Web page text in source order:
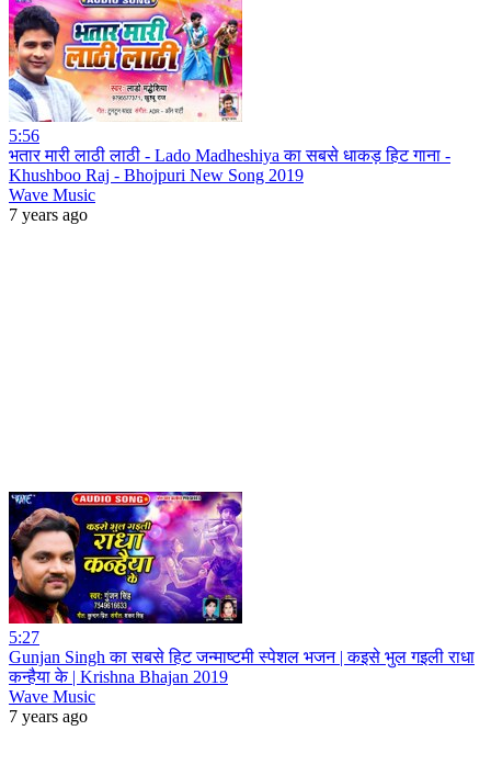
5:56
भतार मारी लाठी लाठी - Lado Madheshiya का सबसे धाकड़ हिट गाना -
Khushboo Raj - Bhojpuri New Song 2019
Wave Music
7 years ago
5:27
Gunjan Singh का सबसे हिट जन्माष्टमी स्पेशल भजन | कइसे भुल गइली राधा
कन्हैया के | Krishna Bhajan 2019
Wave Music
7 years ago